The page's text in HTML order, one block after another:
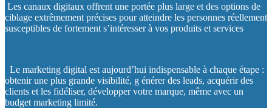
Les canaux digitaux offrent une portée plus large et des options de
ciblage extrêmement précises pour atteindre les personnes réellement
susceptibles de fortement s’intéresser à vos produits et services
Le marketing digital est aujourd’hui indispensable à chaque étape :
obtenir une plus grande visibilité, g énérer des leads, acquérir des
clients et les fidéliser, développer votre marque, même avec un
budget marketing limité.